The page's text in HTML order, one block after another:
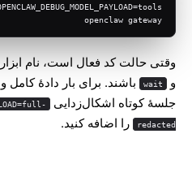
\
openclaw gateway
وقتی حالت کد فعال است، نام
و wait باشند. برای بار دادهٔ کامل
جلسهٔ کوتاه اشکال‌زدایی
redacted را اضافه کنید.